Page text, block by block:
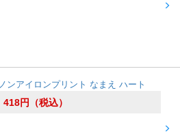
ノンアイロンプリント なまえ ハート
418円 （税込）